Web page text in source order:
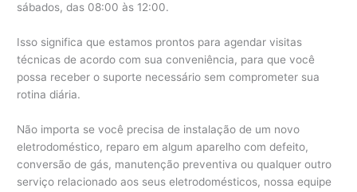
sábados, das 08:00 às 12:00.
Isso significa que estamos prontos para agendar visitas
técnicas de acordo com sua conveniência, para que você
possa receber o suporte necessário sem comprometer sua
rotina diária.
Não importa se você precisa de instalação de um novo
eletrodoméstico, reparo em algum aparelho com defeito,
conversão de gás, manutenção preventiva ou qualquer outro
serviço relacionado aos seus eletrodomésticos, nossa equipe